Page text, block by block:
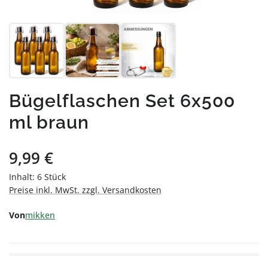
Bügelflaschen Set 6x500
ml braun
Regulärer Preis:
9,99 €
Inhalt: 6 Stück
Preise inkl. MwSt. zzgl. Versandkosten
Vonmikken